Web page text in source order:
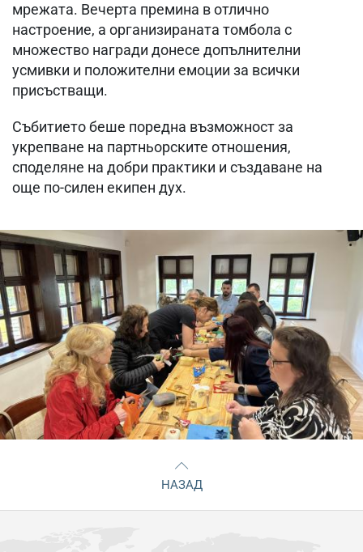
мрежата. Вечерта премина в отлично
настроение, а организираната томбола с
множество награди донесе допълнителни
усмивки и положителни емоции за всички
присъстващи.
Събитието беше поредна възможност за
укрепване на партньорските отношения,
споделяне на добри практики и създаване на
още по-силен екипен дух.
НАЗАД